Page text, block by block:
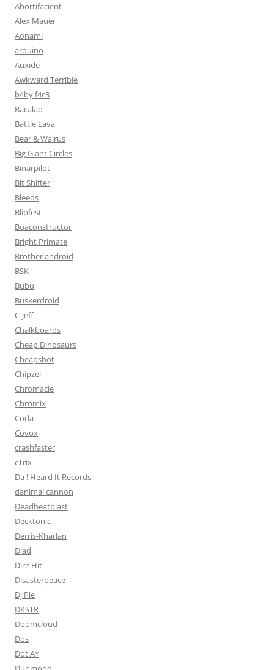
Abortifacient
Alex Mauer
Aonami
arduino
Auxide
Awkward Terrible
b4by f4c3
Bacalao
Battle Lava
Bear & Walrus
Big Giant Circles
Binärpilot
Bit Shifter
Bleeds
Blipfest
Boaconstructor
Bright Primate
Brother android
BSK
Bubu
Buskerdroid
C-jeff
Chalkboards
Cheap Dinosaurs
Cheapshot
Chipzel
Chromacle
Chromix
Coda
Covox
crashfaster
cTrix
Da ! Heard It Records
danimal cannon
Deadbeatblast
Decktonic
Derris-Kharlan
Diad
Dire Hit
Disasterpeace
Dj Pie
DKSTR
Doomcloud
Dos
Dot.AY